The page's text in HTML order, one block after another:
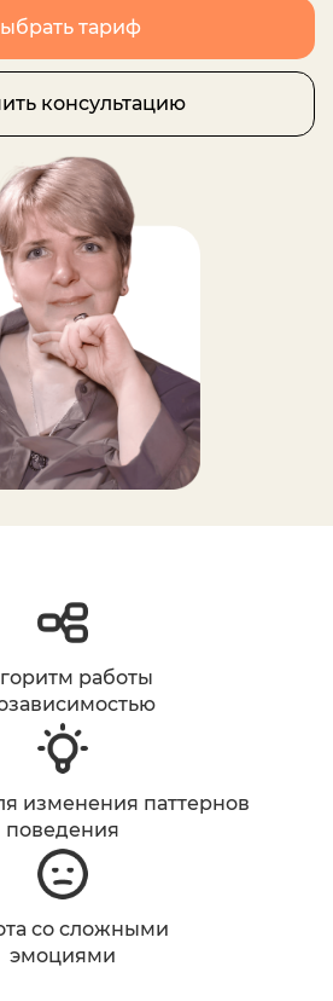
тариф
консультацию
работы
изменения паттернов
поведения
со сложными
эмоциями